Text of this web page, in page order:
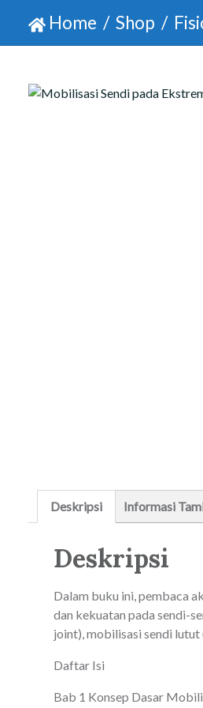
Home Shop
Deskripsi Informasi
Deskripsi
Dalam buku ini, pembaca
dan kekuatan pada sendi-
joint), mobilisasi sendi
Daftar Isi
Bab 1 Konsep Dasar